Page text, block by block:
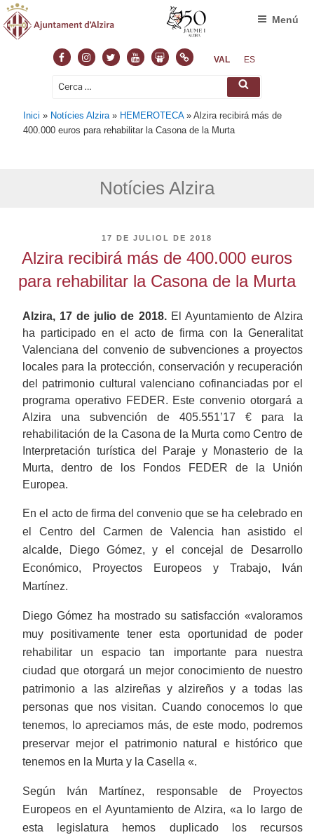
FacebookInstagram
TwitterYoutubeSlideshare
NormasVAL ES
Cerca: Cerca
Menú
Inici » Notícies Alzira » HEMEROTECA»Alzira recibirá más de
400.000 euros para rehabilitar la Casona de la Murta
Notícies Alzira
PUBLICAT
17 DE JULIOL DE 2018
Alzira recibirá más de 400.000 euros
para rehabilitar la Casona de la Murta
Alzira, 17 de julio de 2018.El Ayuntamiento de Alzira
ha participado en el acto de firma con la Generalitat
Valenciana del convenio de subvenciones a proyectos
locales para la protección, conservación y recuperación
del patrimonio cultural valenciano cofinanciadas por el
programa operativo FEDER. Este convenio otorgará a
Alzira una subvención de 405.551’17 € para la
rehabilitación de la Casona de la Murta como Centro de
Interpretación turística del Paraje y Monasterio de la
Murta, dentro de los Fondos FEDER de la Unión
Europea.
En el acto de firma del convenio que se ha celebrado en
el Centro del Carmen de Valencia han asistido el
alcalde, Diego Gómez, y el concejal de Desarrollo
Económico, Proyectos Europeos y Trabajo, Iván
Martínez.
Diego Gómez ha mostrado su satisfacción «valoramos
muy positivamente tener esta oportunidad de poder
rehabilitar un espacio tan importante para nuestra
ciudad que otorgará un mejor conocimiento de nuestro
patrimonio a las alzireñas y alzireños y a todas las
personas que nos visitan. Cuando conocemos lo que
tenemos, lo apreciamos más, de este modo, podremos
preservar mejor el patrimonio natural e histórico que
tenemos en la Murta y la Casella «.
Según Iván Martínez, responsable de Proyectos
Europeos en el Ayuntamiento de Alzira, «a lo largo de
esta legislatura hemos duplicado los recursos